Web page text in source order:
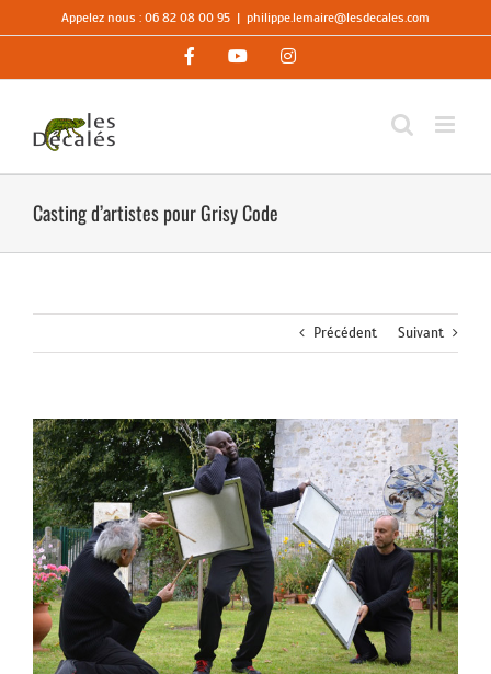
Appelez nous : 06 82 08 00 95 | philippe.lemaire@lesdecales.com
FacebookYouTubeInstagram
Casting d’artistes pour Grisy Code
Précédent Suivant
Voir
l'image
agrandie